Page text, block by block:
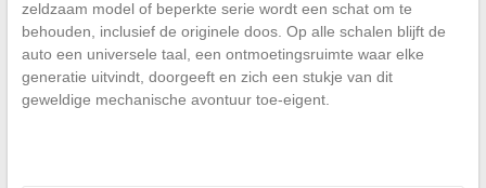
zeldzaam model of beperkte serie wordt een schat om te
behouden, inclusief de originele doos. Op alle schalen blijft de
auto een universele taal, een ontmoetingsruimte waar elke
generatie uitvindt, doorgeeft en zich een stukje van dit
geweldige mechanische avontuur toe-eigent.